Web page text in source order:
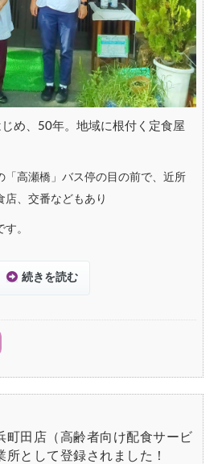
め、50年。地域に根付く定食屋
「高瀬橋」バス停の目の前で、近所
店、交番などもあり
。
続きを読む
田店（高齢者向け配食サービ
所として登録されました！